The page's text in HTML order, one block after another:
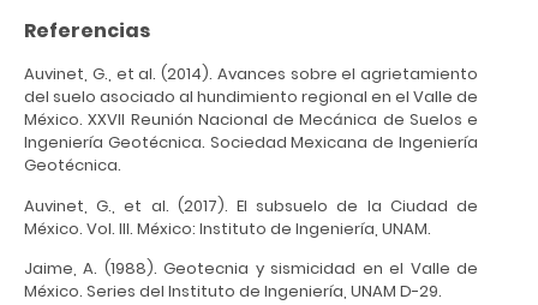
Referencias
Auvinet, G., et al. (2014). Avances sobre el agrietamiento
del suelo asociado al hundimiento regional en el Valle de
México. XXVII Reunión Nacional de Mecánica de Suelos e
Ingeniería Geotécnica. Sociedad Mexicana de Ingeniería
Geotécnica.
Auvinet, G., et al. (2017). El subsuelo de la Ciudad de
México. Vol. III. México: Instituto de Ingeniería, UNAM.
Jaime, A. (1988). Geotecnia y sismicidad en el Valle de
México. Series del Instituto de Ingeniería, UNAM D-29.